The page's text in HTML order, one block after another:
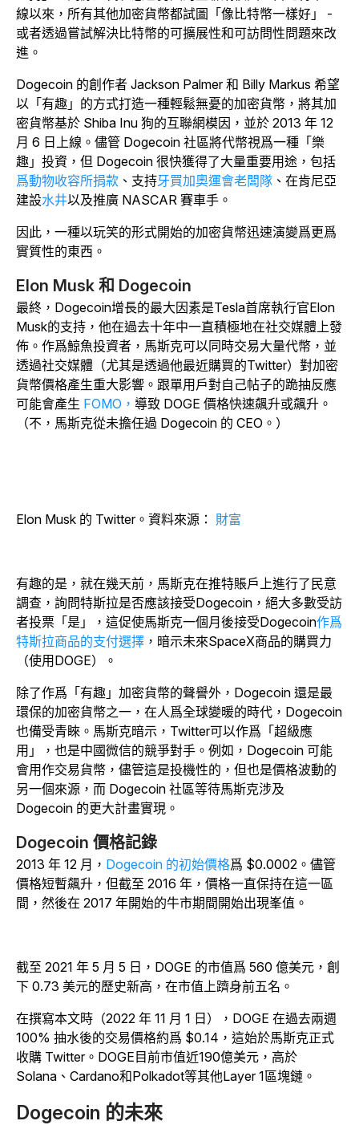
線以來，所有其他加密貨幣都試圖「像比特幣一樣好」 -
或者透過嘗試解決比特幣的可擴展性和可訪問性問題來改
進。
Dogecoin 的創作者 Jackson Palmer 和 Billy Markus 希望
以「有趣」的方式打造一種輕鬆無憂的加密貨幣，將其加
密貨幣基於 Shiba Inu 狗的互聯網模因，並於 2013 年 12
月 6 日上線。儘管 Dogecoin 社區將代幣視爲一種「樂
趣」投資，但 Dogecoin 很快獲得了大量重要用途，包括
爲動物收容所捐款 、支持牙買加奧運會老闆隊 、在肯尼亞
建設水井以及推廣 NASCAR 賽車手。
因此，一種以玩笑的形式開始的加密貨幣迅速演變爲更爲
實質性的東西。
Elon Musk 和 Dogecoin
最終，Dogecoin增長的最大因素是Tesla首席執行官Elon
Musk的支持，他在過去十年中一直積極地在社交媒體上發
佈。作爲鯨魚投資者，馬斯克可以同時交易大量代幣，並
透過社交媒體（尤其是透過他最近購買的Twitter）對加密
貨幣價格產生重大影響。跟單用戶對自己帖子的跪抽反應
可能會產生 FOMO， 導致 DOGE 價格快速飆升或飆升。
（不，馬斯克從未擔任過 Dogecoin 的 CEO。）
Elon Musk 的 Twitter。資料來源： 財富
有趣的是，就在幾天前，馬斯克在推特賬戶上進行了民意
調查，詢問特斯拉是否應該接受Dogecoin，絕大多數受訪
者投票「是」，這促使馬斯克一個月後接受Dogecoin作爲
特斯拉商品的支付選擇 ，暗示未來SpaceX商品的購買力
（使用DOGE）。
除了作爲「有趣」加密貨幣的聲譽外，Dogecoin 還是最
環保的加密貨幣之一，在人爲全球變暖的時代，Dogecoin
也備受青睞。 馬斯克暗示，Twitter可以作爲「超級應
用」，也是中國微信的競爭對手。例如，Dogecoin 可能
會用作交易貨幣，儘管這是投機性的，但也是價格波動的
另一個來源，而 Dogecoin 社區等待馬斯克涉及
Dogecoin 的更大計畫實現。
Dogecoin 價格記錄
2013 年 12 月， Dogecoin 的初始價格爲 $0.0002。儘管
價格短暫飆升，但截至 2016 年，價格一直保持在這一區
間，然後在 2017 年開始的牛市期間開始出現峯值。
截至 2021 年 5 月 5 日，DOGE 的市值爲 560 億美元，創
下 0.73 美元的歷史新高，在市值上躋身前五名。
在撰寫本文時（2022 年 11 月 1 日），DOGE 在過去兩週
100% 抽水後的交易價格約爲 $0.14，這始於馬斯克正式
收購 Twitter。DOGE目前市值近190億美元，高於
Solana、Cardano和Polkadot等其他Layer 1區塊鏈。
Dogecoin 的未來